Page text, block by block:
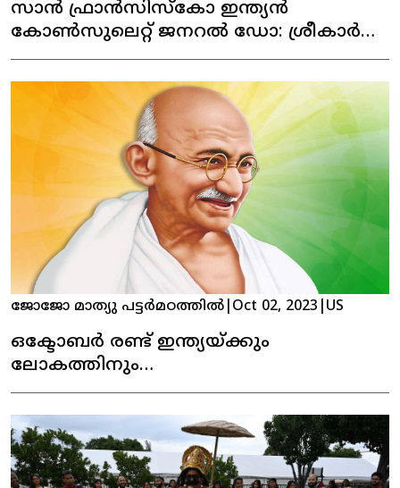
സാൻ ഫ്രാൻസിസ്കോ ഇന്ത്യൻ
കോൺസുലെറ്റ് ജനറൽ ഡോ: ശ്രീകാർ
റെഡ്‌ഡിയുമായി, മലയാളി കമ്മ്യൂണിനിറ്റി
ലീഡേഴ്‌സ് കൂടി കാഴ്ച നടത്തി
ജോജോ മാത്യു പട്ടർമഠത്തിൽ Oct 02, 2023 US
ഒക്ടോബർ രണ്ട് ഇന്ത്യയ്ക്കും
ലോകത്തിനും
വിലമതിക്കാനാവാത്ത ദിവസം